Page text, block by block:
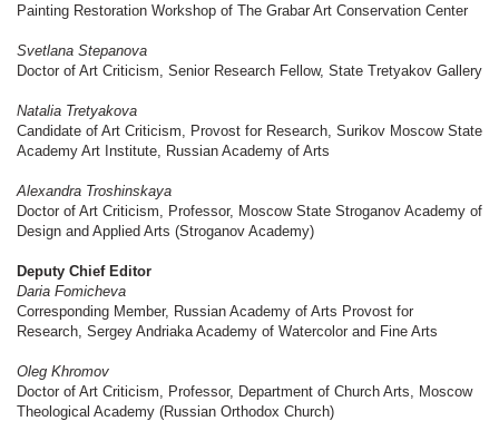
Painting Restoration Workshop of The Grabar Art Conservation Center
Svetlana Stepanova
Doctor of Art Criticism, Senior Research Fellow, State Tretyakov Gallery
Natalia Tretyakova
Candidate of Art Criticism, Provost for Research, Surikov Moscow State
Academy Art Institute, Russian Academy of Arts
Alexandra Troshinskaya
Doctor of Art Criticism, Professor, Moscow State Stroganov Academy of
Design and Applied Arts (Stroganov Academy)
Deputy Chief Editor
Daria Fomicheva
Corresponding Member, Russian Academy of Arts Provost for
Research, Sergey Andriaka Academy of Watercolor and Fine Arts
Oleg Khromov
Doctor of Art Criticism, Professor, Department of Church Arts, Moscow
Theological Academy (Russian Orthodox Church)